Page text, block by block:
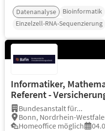
Datenanalyse Bioinformatik
Einzelzell-RNA-Sequenzierung
Informatiker,
Referent -
Bundesanstalt für...
Bonn, Nordrhein-
Homeoffice möglich